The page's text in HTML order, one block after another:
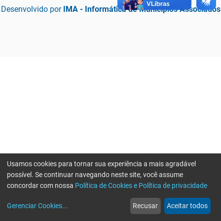
Desenvolvido por IMA - Informática de Municípios Associados
web
Notícias
more_horiz
Mais
Usamos cookies para tornar sua experiência a mais agradável
possível. Se continuar navegando neste site, você assume
concordar com nossa Política de Cookies e Política de privacidade
Gerenciar Cookies... Recusar Aceitar todos
Erro ao enviar informações, por favor tente novamente